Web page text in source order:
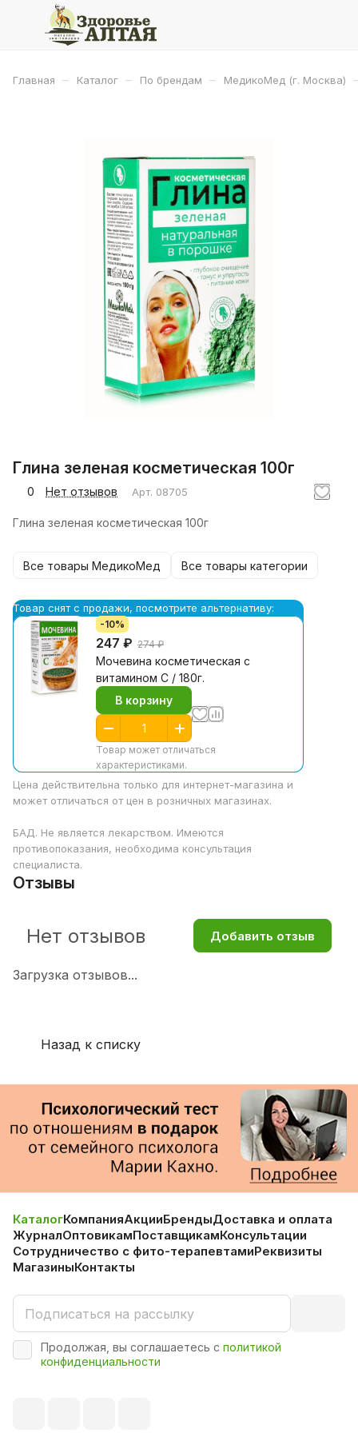
Главная – Каталог – По брендам – МедикоМед (г. Москва)
Глина зеленая косметическая 100г
0 Нет отзывов Арт. 08705
Глина зеленая косметическая 100г
Все товары МедикоМед Все товары категории
Товар снят с продажи, посмотрите альтернативу:
-10%
247 ₽ 274 ₽
Мочевина косметическая с
витамином С / 180г.
В корзину
Товар может отличаться
характеристиками.
Цена действительна только для интернет-магазина и
может отличаться от цен в розничных магазинах.
БАД. Не является лекарством. Имеются
противопоказания, необходима консультация
специалиста.
Отзывы
Загрузка отзывов...
Нет отзывов Добавить отзыв
Назад к списку
КаталогКомпанияАкцииБрендыДоставка и оплата
ЖурналОптовикамПоставщикамКонсультации
Сотрудничество с фито-терапевтамиРеквизиты
МагазиныКонтакты
Продолжая, вы соглашаетесь с политикой
конфиденциальности